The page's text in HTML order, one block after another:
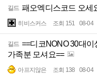
길드 패오엑디스코드 오세
히비스커스 조회 151 08-04
길드 ==디코NONO 30대
가족분 모셔요==
아프지않은 조회 138 08-04